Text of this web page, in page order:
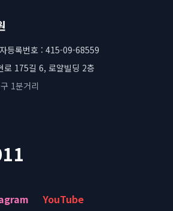
등록번호 : 415-09-68559
로 175길 6, 로얄빌딩 2층
1분거리
YouTube